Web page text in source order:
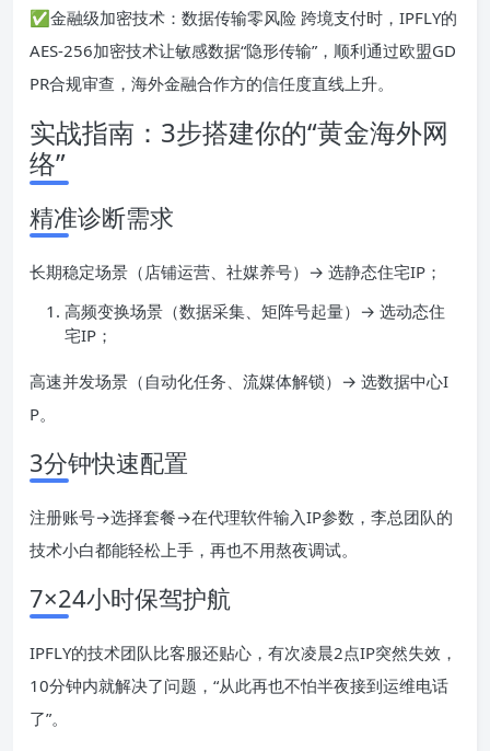
✅金融级加密技术：数据传输零风险 跨境支付时，IPFLY的
AES-256加密技术让敏感数据“隐形传输”，顺利通过欧盟GD
PR合规审查，海外金融合作方的信任度直线上升。
实战指南：3步搭建你的“黄金海外网
络”
精准诊断需求
长期稳定场景（店铺运营、社媒养号）→ 选静态住宅IP；
高频变换场景（数据采集、矩阵号起量）→ 选动态住
宅IP；
高速并发场景（自动化任务、流媒体解锁）→ 选数据中心I
P。
3分钟快速配置
注册账号→选择套餐→在代理软件输入IP参数，李总团队的
技术小白都能轻松上手，再也不用熬夜调试。
7×24小时保驾护航
IPFLY的技术团队比客服还贴心，有次凌晨2点IP突然失效，
10分钟内就解决了问题，“从此再也不怕半夜接到运维电话
了”。